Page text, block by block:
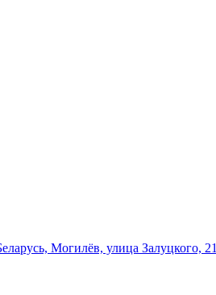
Могилёв, улица Залуцкого, 21